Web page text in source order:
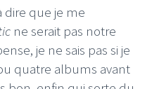
dire que je me
ne serait pas notre
je ne sais pas si je
quatre albums avant